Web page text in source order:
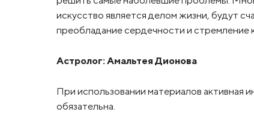
искусство является делом жизни, будут
преобладание сердечности и стремление
Астролог:Амальтея Дионова
При использовании материалов активная
обязательна.